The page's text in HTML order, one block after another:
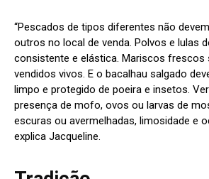
“Pescados de tipos diferentes não
outros no local de venda. Polvos e lulas
consistente e elástica. Mariscos frescos
vendidos vivos. E o bacalhau salgado
limpo e protegido de poeira e insetos.
presença de mofo, ovos ou larvas de
escuras ou avermelhadas, limosidade e
explica Jacqueline.